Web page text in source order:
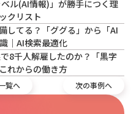
ル(AI情報)」が勝手につく理
クリスト
してる？「ググる」から「AI
｜AI検索最適化
8千人解雇したのか？「黒字
れからの働き方
覧へ 次の事例へ